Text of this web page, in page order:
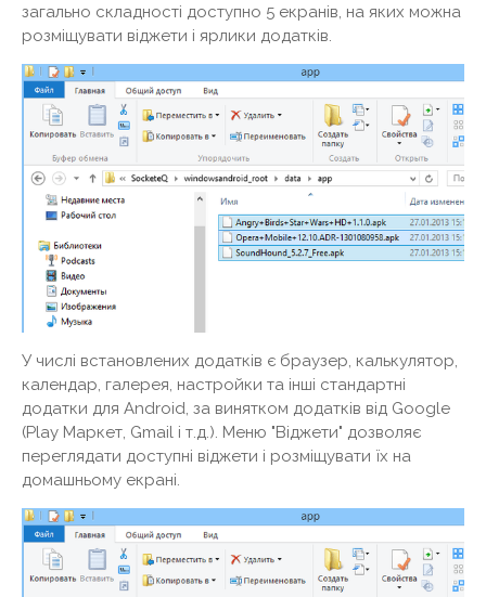
загально складності доступно 5 екранів, на яких можна
розміщувати віджети і ярлики додатків.
У числі встановлених додатків є браузер, калькулятор,
календар, галерея, настройки та інші стандартні
додатки для Android, за винятком додатків від Google
(Play Маркет, Gmail і т.д.). Меню "Віджети" дозволяє
переглядати доступні віджети і розміщувати їх на
домашньому екрані.